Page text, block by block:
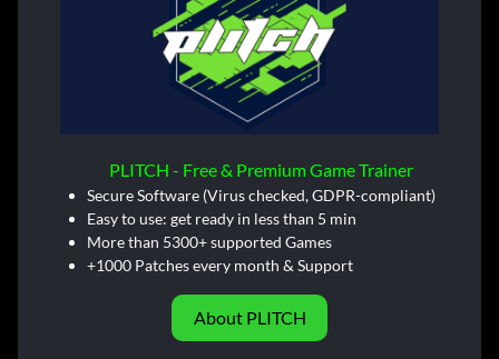
PLITCH - Free & Premium Game Trainer
Secure Software (Virus checked, GDPR-compliant)
Easy to use: get ready in less than 5 min
More than 5300+ supported Games
+1000 Patches every month & Support
About PLITCH